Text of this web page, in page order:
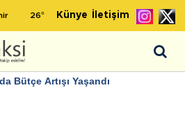
26° Künye İletişim
Bütçe Artışı Yaşandı